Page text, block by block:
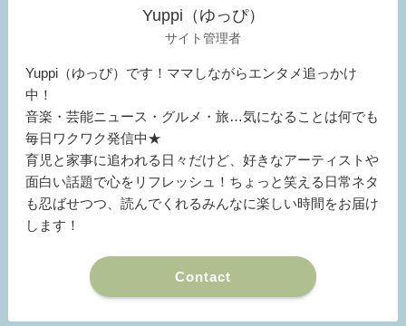
Yuppi（ゆっぴ）
サイト管理者
Yuppi（ゆっぴ）です！ママしながらエンタメ追っかけ
中！
音楽・芸能ニュース・グルメ・旅…気になることは何でも
毎日ワクワク発信中★
育児と家事に追われる日々だけど、好きなアーティストや
面白い話題で心をリフレッシュ！ちょっと笑える日常ネタ
も忍ばせつつ、読んでくれるみんなに楽しい時間をお届け
します！
Contact